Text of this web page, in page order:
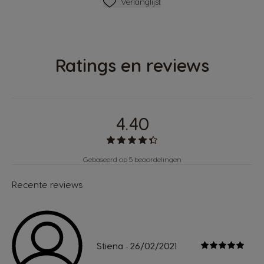
Ratings en reviews
4.40
Gebaseerd op 5 beoordelingen
Recente reviews
Stiena - 26/02/2021